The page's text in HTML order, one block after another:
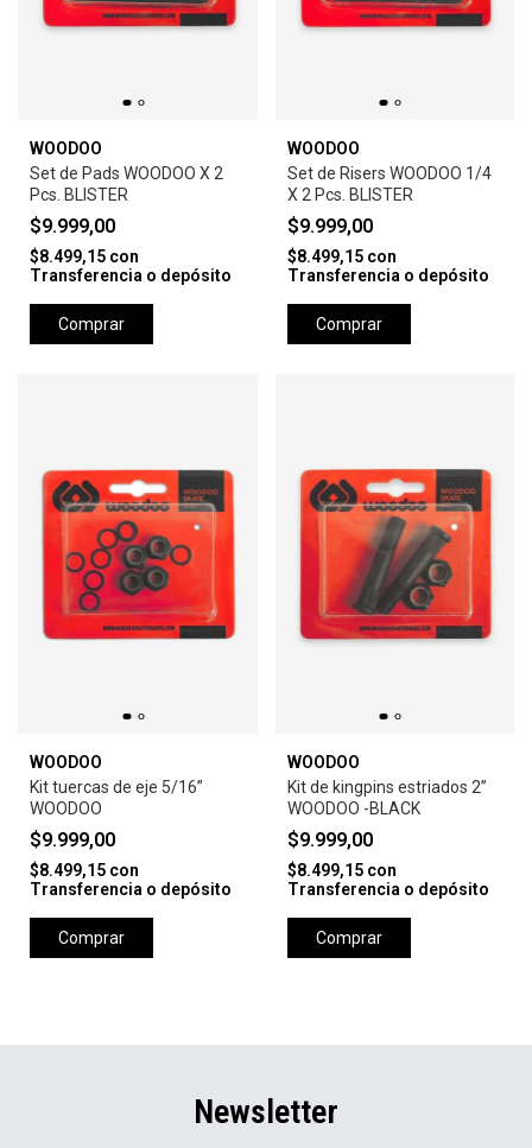
WOODOO
Set de Pads WOODOO X 2
Pcs. BLISTER
$9.999,00
$8.499,15 con
Transferencia o depósito
Comprar
WOODOO
Set de Risers WOODOO 1/4
X 2 Pcs. BLISTER
$9.999,00
$8.499,15 con
Transferencia o depósito
Comprar
WOODOO
Kit tuercas de eje 5/16”
WOODOO
$9.999,00
$8.499,15 con
Transferencia o depósito
Comprar
WOODOO
Kit de kingpins estriados 2”
WOODOO -BLACK
$9.999,00
$8.499,15 con
Transferencia o depósito
Comprar
Newsletter